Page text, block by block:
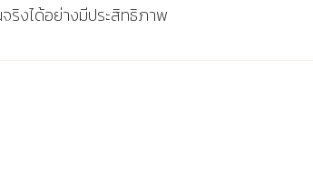
ริงได้อย่างมีประสิทธิภาพ